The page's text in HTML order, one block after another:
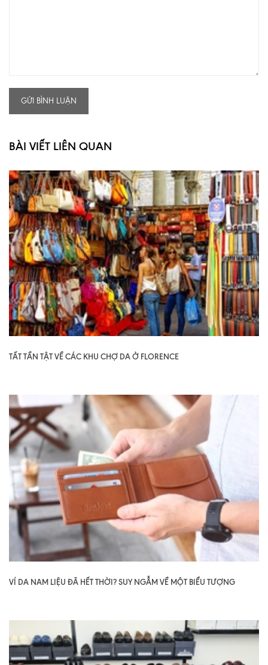
GỬI BÌNH LUẬN
BÀI VIẾT LIÊN QUAN
TẤT TẦN TẬT VỀ CÁC KHU CHỢ DA Ở FLORENCE
VÍ DA NAM LIỆU ĐÃ HẾT THỜI? SUY NGẪM VỀ MỘT BIỂU TƯỢNG